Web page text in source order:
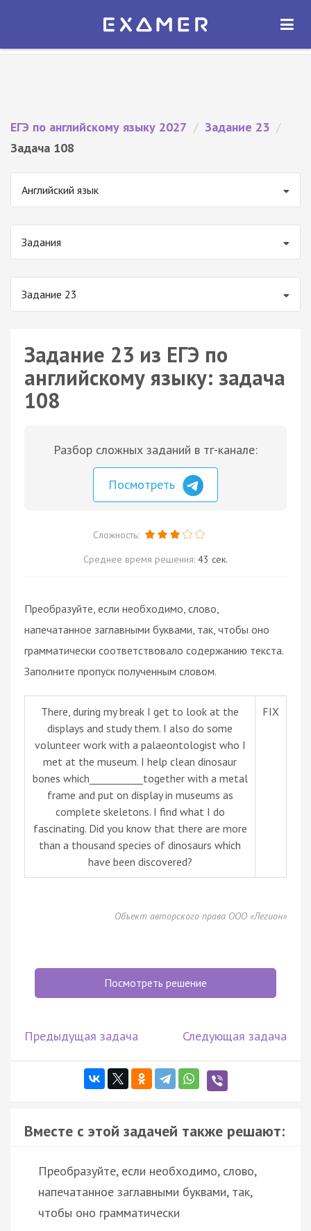
Экзамер — ЕГЭ 2027
ОТКРЫТЬ
ЕГЭ по английскому языку 2027 / Задание 23 /
Задача 108
Английский язык
Задания
Задание 23
Задание 23 из ЕГЭ по
английскому языку: задача
108
Разбор сложных заданий в тг-канале:
Посмотреть
Сложность:
Среднее время решения: 43 сек.
Преобразуйте, если необходимо, слово,
напечатанное заглавными буквами, так, чтобы оно
грамматически соответствовало содержанию текста.
Заполните пропуск полученным словом.
There, during my break I get to look at the
displays and study them. I also do some
volunteer work with a palaeontologist who I
met at the museum. I help clean dinosaur
bones which___________together with a metal
frame and put on display in museums as
complete skeletons. I find what I do
fascinating. Did you know that there are more
than a thousand species of dinosaurs which
have been discovered?
FIX
Объект авторского права ООО «Легион»
Посмотреть решение
Предыдущая задача Следующая задача
Вместе с этой задачей также решают:
Преобразуйте, если необходимо, слово,
напечатанное заглавными буквами, так,
чтобы оно грамматически